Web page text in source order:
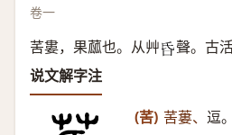
卷一
䒷婁，果蓏也。从艸𠯑 聲。古
说文解字注
(䒷) 䒷蔞、 逗。